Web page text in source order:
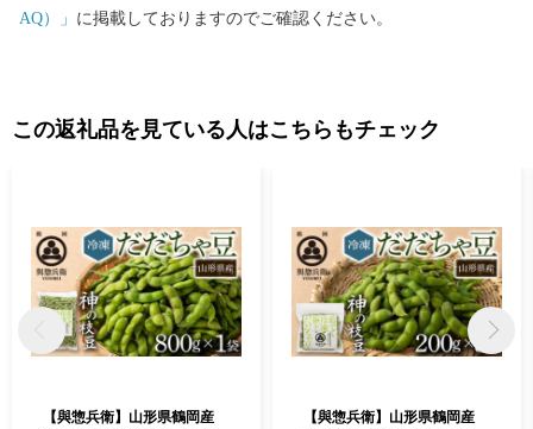
AQ）」 に掲載しておりますのでご確認ください。
この返礼品を見ている人はこちらもチェック
【與惣兵衛】山形県鶴岡産
【與惣兵衛】山形県鶴岡産